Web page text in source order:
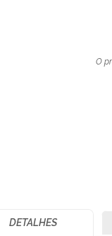
O
DETALHES